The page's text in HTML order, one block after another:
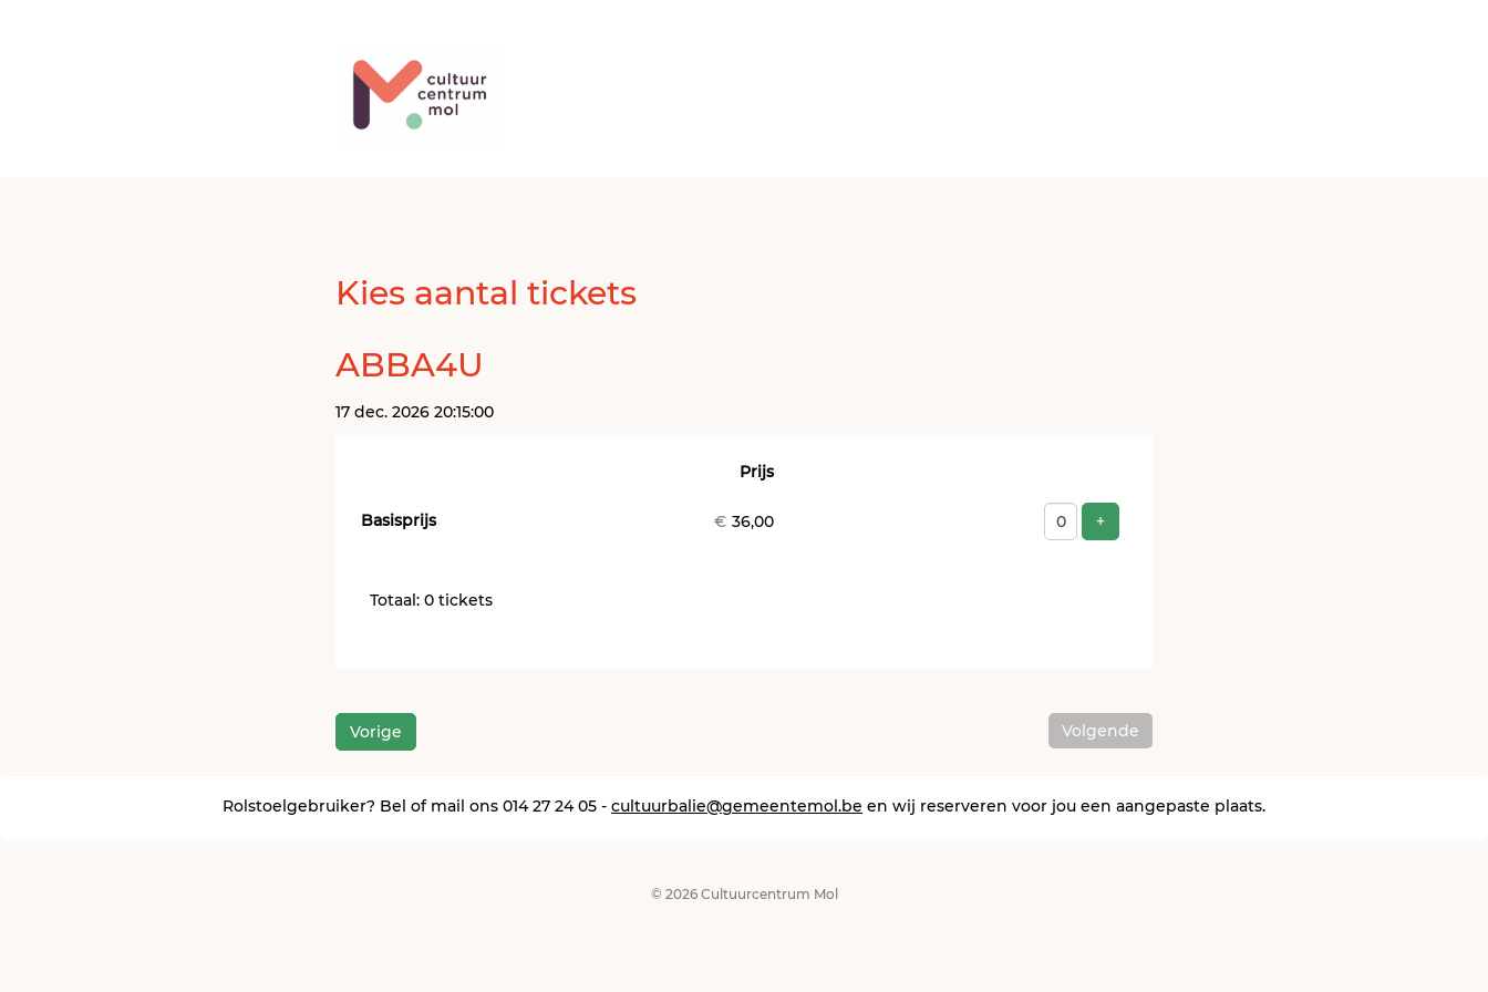
Kies aantal tickets
ABBA4U
17 dec. 2026 20:15:00
Prijs
Basisprijs
€ 36,00 +Voeg ticket toe
Totaal: 0 tickets
Vorige Volgende
Rolstoelgebruiker? Bel of mail ons 014 27 24 05 - cultuurbalie@gemeentemol.be en wij reserveren voor jou een aangepaste plaats.
© 2026 Cultuurcentrum Mol